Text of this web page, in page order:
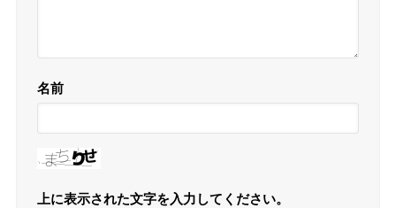
名前
上に表示された文字を入力してください。